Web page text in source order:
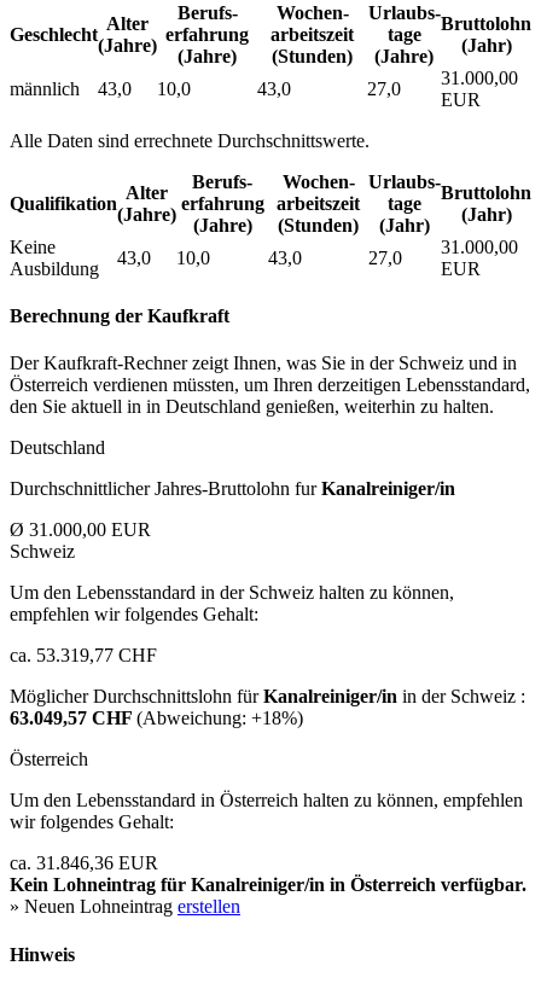
Geschlecht
Alter
(Jahre)
Berufs­
erfahrung
(Jahre)
Wochen­
arbeitszeit
(Stunden)
Urlaubs­
tage
(Jahre)
Bruttolohn
(Jahr)
männlich 43,0 10,0 43,0 27,0
31.000,00
EUR
Alle Daten sind errechnete Durchschnittswerte.
Qualifikation
Alter
(Jahre)
Berufs­
erfahrung
(Jahre)
Wochen­
arbeitszeit
(Stunden)
Urlaubs­
tage
(Jahr)
Bruttolohn
(Jahr)
Keine
Ausbildung
43,0 10,0 43,0 27,0
31.000,00
EUR
Berechnung der Kaufkraft
Der Kaufkraft-Rechner zeigt Ihnen, was Sie in der Schweiz und in
Österreich verdienen müssten, um Ihren derzeitigen Lebensstandard,
den Sie aktuell in in Deutschland genießen, weiterhin zu halten.
Deutschland
Durchschnittlicher Jahres-Bruttolohn furKanalreiniger/in
Ø 31.000,00 EUR
Schweiz
Um den Lebensstandard in der Schweiz halten zu können,
empfehlen wir folgendes Gehalt:
ca. 53.319,77 CHF
Möglicher Durchschnittslohn fürKanalreiniger/in in der Schweiz :
63.049,57 CHF (Abweichung: +18%)
Österreich
Um den Lebensstandard in Österreich halten zu können, empfehlen
wir folgendes Gehalt:
ca. 31.846,36 EUR
Kein Lohneintrag für Kanalreiniger/in in Österreich verfügbar.
» Neuen Lohneintrag erstellen
Hinweis